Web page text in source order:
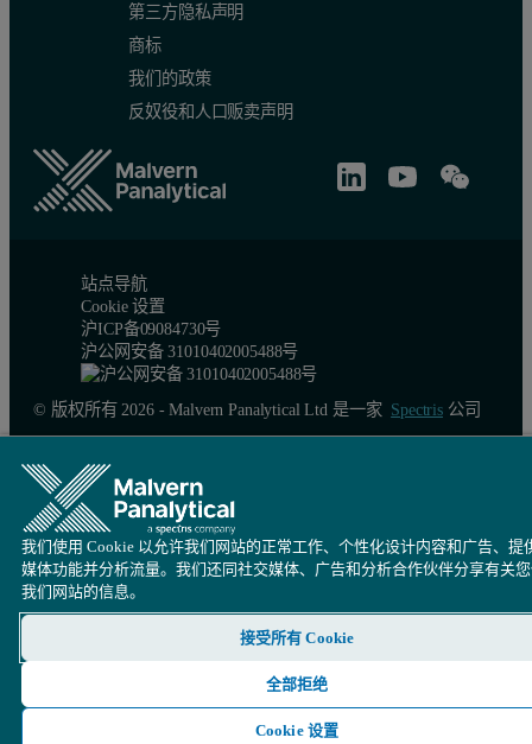
第三方隐私声明
商标
我们的政策
反奴役和人口贩卖声明
站点导航
Cookie 设置
沪ICP备09084730号
沪公网安备 31010402005488号
© 版权所有 2026 - Malvern Panalytical Ltd 是一家 Spectris公司
我们使用 Cookie 以允许我们网站的正常工作、个性化设计内容和广告、提
媒体功能并分析流量。我们还同社交媒体、广告和分析合作伙伴分享有关
我们网站的信息。
接受所有 Cookie
全部拒绝
Cookie 设置